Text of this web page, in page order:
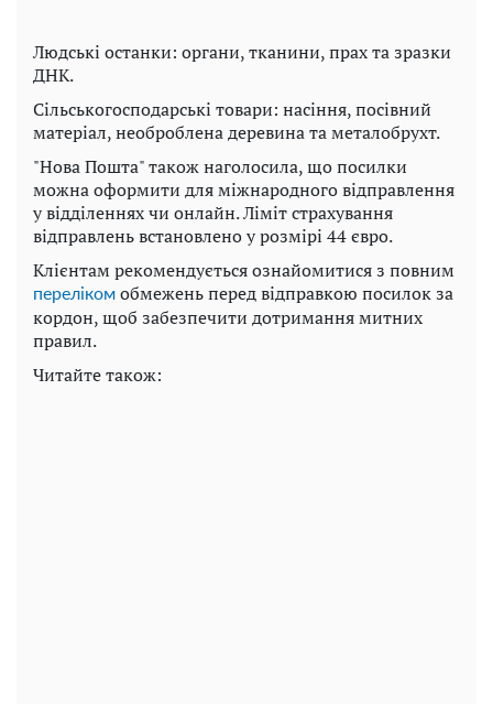
Людські останки: органи, тканини, прах та зразки
ДНК.
Сільськогосподарські товари: насіння, посівний
матеріал, необроблена деревина та металобрухт.
"Нова Пошта" також наголосила, що посилки
можна оформити для міжнародного відправлення
у відділеннях чи онлайн. Ліміт страхування
відправлень встановлено у розмірі 44 євро.
Клієнтам рекомендується ознайомитися з повним
переліком обмежень перед відправкою посилок за
кордон, щоб забезпечити дотримання митних
правил.
Читайте також: